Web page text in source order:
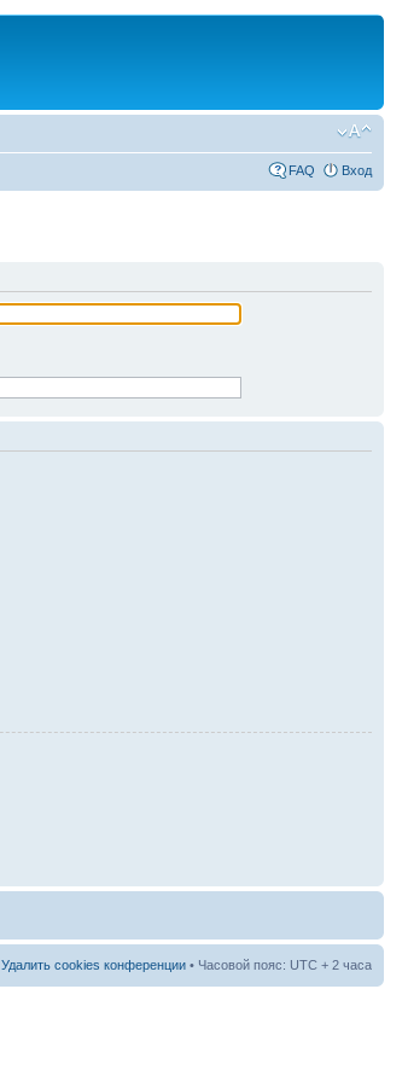
FAQ Вход
Удалить cookies конференции • Часовой пояс: UTC + 2 часа